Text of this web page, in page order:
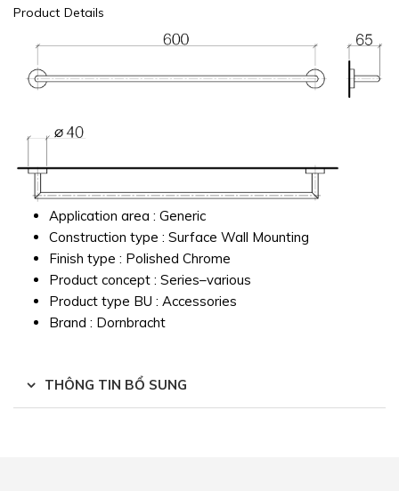
Product Details
Application area : Generic
Construction type : Surface Wall Mounting
Finish type : Polished Chrome
Product concept : Series–various
Product type BU : Accessories
Brand : Dornbracht
THÔNG TIN BỔ SUNG